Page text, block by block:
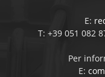
E:
T: +39 051 082
Per
E: